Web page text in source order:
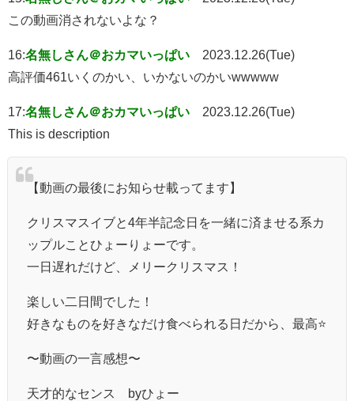
この動画消されないよな？
16:名無しさん＠おカマいっぱい
2023.12.26(Tue)
高評価461いくのかい、いかないのかいwwwww
17:名無しさん＠おカマいっぱい
2023.12.26(Tue)
This is description
【動画の最後にお知らせ載ってます】
クリスマスイブと4年半記念日を一緒に済ませる系カ
ップルことひょーりょーです。
一日遅れだけど、メリークリスマス！
楽しい二日間でした！
好きなものを好きなだけ食べられる日だから、最高⭐️
〜動画の一言感想〜
天才的なセンス byひょー